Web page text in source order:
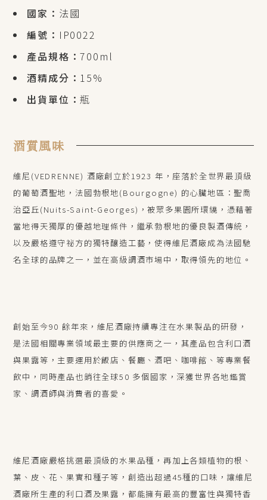
國家： 法國
編號： IP0022
產品規格：700ml
酒精成分： 15%
出貨單位：瓶
酒質風味
維尼(VEDRENNE) 酒廠創立於1923 年，座落於全世界最頂級
的葡萄酒聖地，法國勃根地(Bourgogne) 的心臟地區：聖喬
治亞丘(Nuits-Saint-Georges)，被眾多果園所環繞，憑藉著
當地得天獨厚的優越地理條件，繼承勃根地的優良製酒傳統，
以及嚴格遵守祕方的獨特釀造工藝，使得維尼酒廠成為法國馳
名全球的品牌之一，並在高級調酒市場中，取得領先的地位。
創始至今90 餘年來，維尼酒廠持續專注在水果製品的研發，
是法國相關專業領域最主要的供應商之一，其產品包含利口酒
與果露等，主要運用於飯店、餐廳、酒吧、咖啡館、等專業餐
飲中，同時產品也銷往全球50 多個國家，深獲世界各地鑑賞
家、調酒師與消費者的喜愛。
維尼酒廠嚴格挑選最頂級的水果品種，再加上各類植物的根、
葉、皮、花、果實和種子等，創造出超過45種的口味，讓維尼
酒廠所生產的利口酒及果露，都能擁有最高的豐富性與獨特香